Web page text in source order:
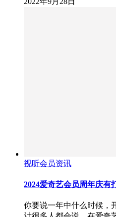
视听会员资讯
2024爱奇艺会员周年庆有
你要说一年中什么时候，